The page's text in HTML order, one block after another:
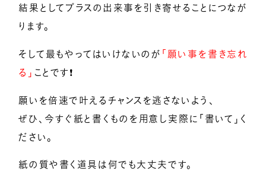
結果としてプラスの出来事を引き寄せることにつなが
ります。
そして最もやってはいけないのが 「願い事を書き忘れ
る」 ことです❗
願いを倍速で叶えるチャンスを逃さないよう、
ぜひ、今すぐ紙と書くものを用意し実際に「書いて」く
ださい。
紙の質や書く道具は何でも大丈夫です。